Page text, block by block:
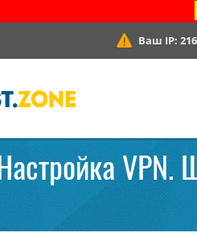
Ваш IP:
Настройка